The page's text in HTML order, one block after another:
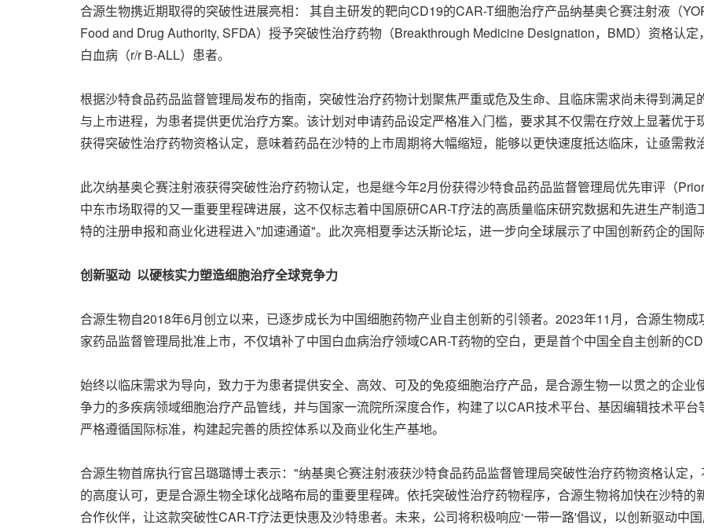
合源生物携近期取得的突破性进展亮相： 其自主研发的靶向CD19的CAR-T细胞治疗产品纳基奥仑赛注射液（
Food and Drug Authority, SFDA）授予突破性治疗药物（Breakthrough Medicine Designation，BMD）资格认
白血病（r/r B-ALL）患者。
根据沙特食品药品监督管理局发布的指南，突破性治疗药物计划聚焦严重或危及生命、且临床需求尚未得到满
与上市进程，为患者提供更优治疗方案。该计划对申请药品设定严格准入门槛，要求其不仅需在疗效上显著优
获得突破性治疗药物资格认定，意味着药品在沙特的上市周期将大幅缩短，能够以更快速度抵达临床，让亟需救
此次纳基奥仑赛注射液获得突破性治疗药物认定，也是继今年2月份获得沙特食品药品监督管理局优先审评（
中东市场取得的又一重要里程碑进展，这不仅标志着中国原研CAR-T疗法的高质量临床研究数据和先进生产制
特的注册申报和商业化进程进入"加速通道"。此次亮相夏季达沃斯论坛，进一步向全球展示了中国创新药企的国
创新驱动 以硬核实力塑造细胞治疗全球竞争力
合源生物自2018年6月创立以来，已逐步成长为中国细胞药物产业自主创新的引领者。2023年11月，合源生物
家药品监督管理局批准上市，不仅填补了中国白血病治疗领域CAR-T药物的空白，更是首个中国全自主创新的
始终以临床需求为导向，致力于为患者提供安全、高效、可及的免疫细胞治疗产品，是合源生物一以贯之的企
争力的多疾病领域细胞治疗产品管线，并与国家一流院所深度合作，构建了以CAR技术平台、基因编辑技术平
严格遵循国际标准，构建起完善的质控体系以及商业化生产基地。
合源生物首席执行官吕璐璐博士表示："纳基奥仑赛注射液获沙特食品药品监督管理局突破性治疗药物资格认定
的高度认可，更是合源生物全球化战略布局的重要里程碑。依托突破性治疗药物程序，合源生物将加快在沙特
合作伙伴，让这款突破性CAR-T疗法更快惠及沙特患者。未来，公司将积极响应‘一带一路'倡议，以创新驱动中